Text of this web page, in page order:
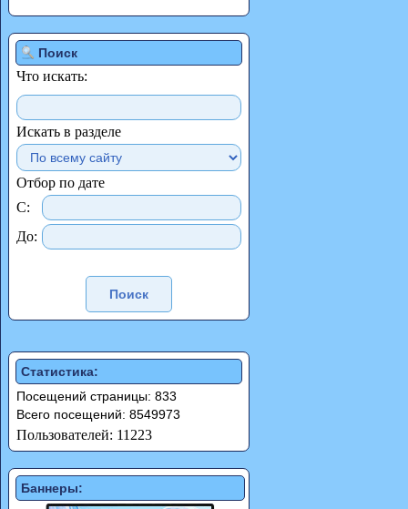
Поиск
Что искать:
Искать в разделе
Отбор по дате
С:
До:
Статистика:
Посещений страницы: 833
Всего посещений: 8549973
Пользователей: 11223
Баннеры: